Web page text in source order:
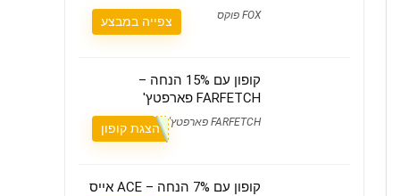
FOX פוקס צפייה במבצע
קופון עם 15% הנחה –
FARFETCH פארפטץ'
FARFETCH פארפטץ' הצגת קופון
קופון עם 7% הנחה – ACE אייס